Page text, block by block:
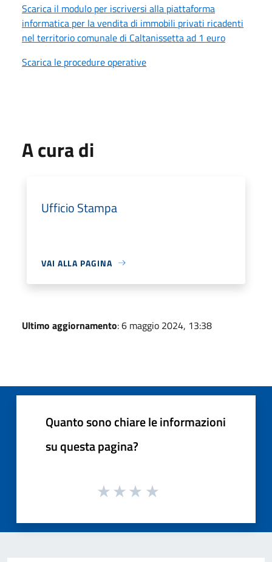
Scarica il modulo per iscriversi alla piattaforma
informatica per la vendita di immobili privati ricadenti
nel territorio comunale di Caltanissetta ad 1 euro
Scarica le procedure operative
A cura di
Ufficio Stampa
VAI ALLA PAGINA
Ultimo aggiornamento: 6 maggio 2024, 13:38
Quanto sono chiare le informazioni
su questa pagina?